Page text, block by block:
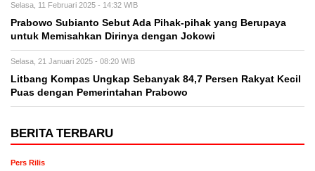
Selasa, 11 Februari 2025 - 14:32 WIB
Prabowo Subianto Sebut Ada Pihak-pihak yang Berupaya
untuk Memisahkan Dirinya dengan Jokowi
Selasa, 21 Januari 2025 - 08:20 WIB
Litbang Kompas Ungkap Sebanyak 84,7 Persen Rakyat Kecil
Puas dengan Pemerintahan Prabowo
BERITA TERBARU
Pers Rilis